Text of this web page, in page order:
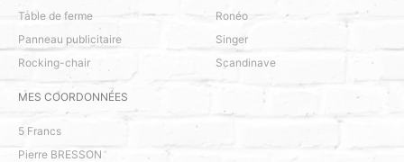
Table de ferme
Panneau publicitaire
Rocking-chair
Ronéo
Singer
Scandinave
MES COORDONNÉES
5 Francs
Pierre BRESSON